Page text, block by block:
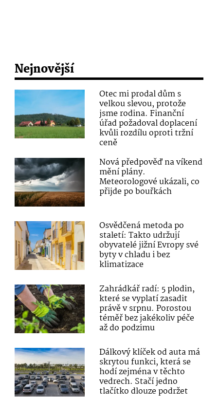
Nejnovější
Otec mi prodal dům s
velkou slevou, protože
jsme rodina. Finanční
úřad požadoval doplacení
kvůli rozdílu oproti tržní
ceně
Nová předpověď na víkend
mění plány.
Meteorologové ukázali, co
přijde po bouřkách
Osvědčená metoda po
staletí: Takto udržují
obyvatelé jižní Evropy své
byty v chladu i bez
klimatizace
Zahrádkář radí: 5 plodin,
které se vyplatí zasadit
právě v srpnu. Porostou
téměř bez jakékoliv péče
až do podzimu
Dálkový klíček od auta má
skrytou funkci, která se
hodí zejména v těchto
vedrech. Stačí jedno
tlačítko dlouze podržet